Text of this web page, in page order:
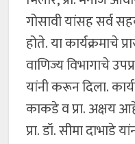
गोसावी यांसह सर्व
होते. या कार्यक्रमाचे
वाणिज्य विभागाचे
यांनी करून दिला.
काकडे व प्रा. अक्षय
प्रा. डॉ. सीमा दाभाडे